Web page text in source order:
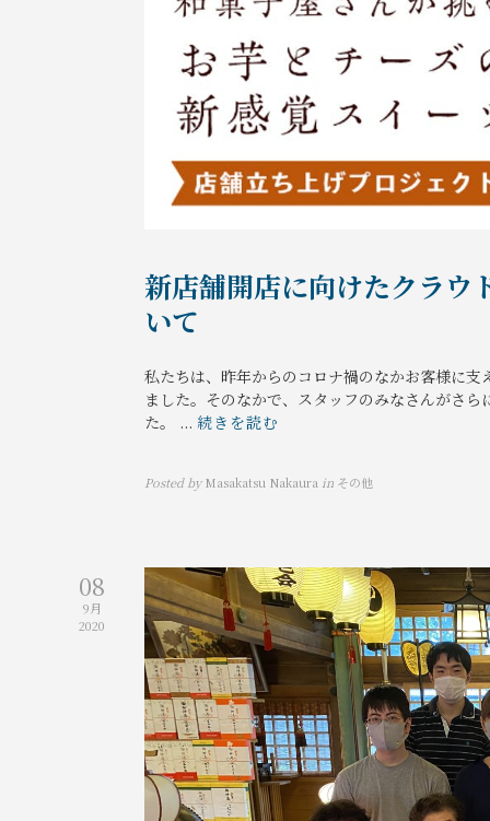
新店舗開店に向けたクラウ
いて
私たちは、昨年からのコロナ禍のなかお客様に
ました。そのなかで、スタッフのみなさんがさ
た。 ... 続きを読む
Posted by Masakatsu Nakaura in その他
08
9月
2020